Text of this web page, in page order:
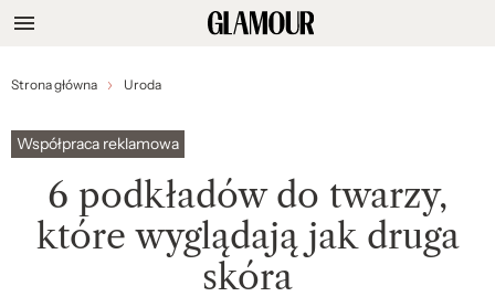
Strona główna Uroda
Współpraca reklamowa
6 podkładów do twarzy,
które wyglądają jak druga
skóra